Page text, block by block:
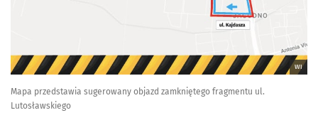
WI
Mapa przedstawia sugerowany objazd zamkniętego fragmentu ul.
Lutosławskiego